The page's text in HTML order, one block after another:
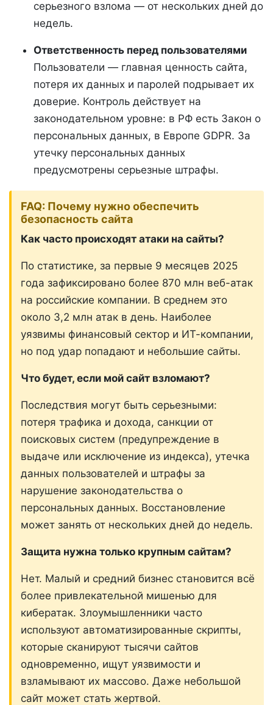
серьезного взлома — от нескольких дней до
недель.
Ответственность перед пользователями
Пользователи — главная ценность сайта,
потеря их данных и паролей подрывает их
доверие. Контроль действует на
законодательном уровне: в РФ есть Закон о
персональных данных, в Европе GDPR. За
утечку персональных данных
предусмотрены серьезные штрафы.
FAQ: Почему нужно обеспечить
безопасность сайта
Как часто происходят атаки на сайты?
По статистике, за первые 9 месяцев 2025
года зафиксировано более 870 млн веб-атак
на российские компании. В среднем это
около 3,2 млн атак в день. Наиболее
уязвимы финансовый сектор и ИТ-компании,
но под удар попадают и небольшие сайты.
Что будет, если мой сайт взломают?
Последствия могут быть серьезными:
потеря трафика и дохода, санкции от
поисковых систем (предупреждение в
выдаче или исключение из индекса), утечка
данных пользователей и штрафы за
нарушение законодательства о
персональных данных. Восстановление
может занять от нескольких дней до недель.
Защита нужна только крупным сайтам?
Нет. Малый и средний бизнес становится всё
более привлекательной мишенью для
кибератак. Злоумышленники часто
используют автоматизированные скрипты,
которые сканируют тысячи сайтов
одновременно, ищут уязвимости и
взламывают их массово. Даже небольшой
сайт может стать жертвой.